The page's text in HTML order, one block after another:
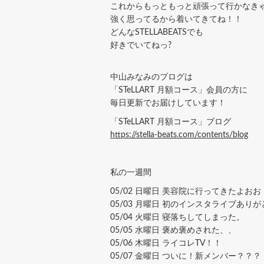
これからもっともっと頑張って行かなき
強く思ってるから着いてきてね！！
どんなSTELLABEATSでも
好きでいてねっ?
中山みなみのブログは
「STeLLART 月額コース」会員の方に
毎日更新でお届けしています！
「STeLLART 月額コース」ブログ
https://stella-beats.com/contents/blog
私の一週間
05/02 日曜日 美容院に行ってきたよおお
05/03 月曜日 初のインスタライブありが
05/04 火曜日 寝落ちしてしまった。
05/05 水曜日 褒め褒めされた、、
05/06 木曜日 ライコレTV！！
05/07 金曜日 ついに！新メンバー？？？